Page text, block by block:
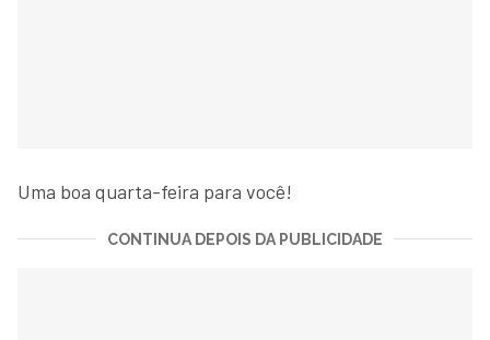
Uma boa quarta-feira para você!
CONTINUA DEPOIS DA PUBLICIDADE